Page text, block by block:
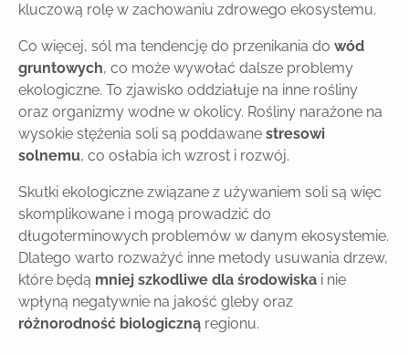
kluczową rolę w zachowaniu zdrowego ekosystemu.
Co więcej, sól ma tendencję do przenikania do wód
gruntowych, co może wywołać dalsze problemy
ekologiczne. To zjawisko oddziałuje na inne rośliny
oraz organizmy wodne w okolicy. Rośliny narażone na
wysokie stężenia soli są poddawane stresowi
solnemu, co osłabia ich wzrost i rozwój.
Skutki ekologiczne związane z używaniem soli są więc
skomplikowane i mogą prowadzić do
długoterminowych problemów w danym ekosystemie.
Dlatego warto rozważyć inne metody usuwania drzew,
które będą mniej szkodliwe dla środowiska i nie
wpłyną negatywnie na jakość gleby oraz
różnorodność biologiczną regionu.